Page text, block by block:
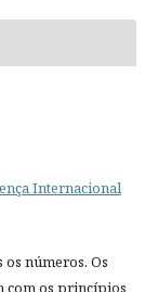
Internacional
números. Os
com os princípios